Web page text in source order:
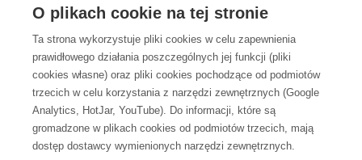
O plikach cookie na tej stronie
Ta strona wykorzystuje pliki cookies w celu zapewnienia
prawidłowego działania poszczególnych jej funkcji (pliki
cookies własne) oraz pliki cookies pochodzące od podmiotów
trzecich w celu korzystania z narzędzi zewnętrznych (Google
Analytics, HotJar, YouTube). Do informacji, które są
gromadzone w plikach cookies od podmiotów trzecich, mają
dostęp dostawcy wymienionych narzędzi zewnętrznych.
OBSŁUGA KLIENTA
KONTAKT